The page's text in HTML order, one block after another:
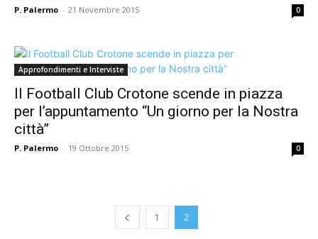
P. Palermo - 21 Novembre 2015 0
Approfondimenti e Interviste
Il Football Club Crotone scende in piazza
per l’appuntamento “Un giorno per la Nostra
città”
P. Palermo - 19 Ottobre 2015 0
1 2